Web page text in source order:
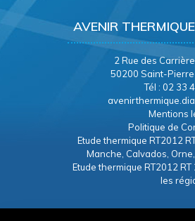
AVENIR
2 Rue des
50200 Saint-
Tél : 02 33
Mentions
Politique de
Etude thermique RT2012
Manche, Calvados,
Etude thermique RT2012
les